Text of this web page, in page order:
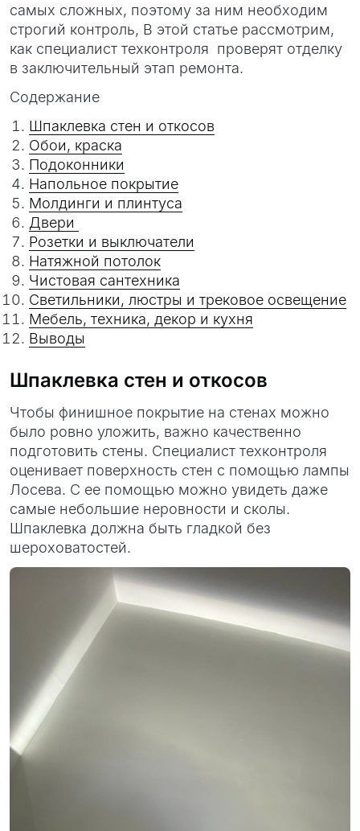
самых сложных, поэтому за ним необходим
строгий контроль, В этой статье рассмотрим,
как специалист техконтроля проверят отделку
в заключительный этап ремонта.
Содержание
Шпаклевка стен и откосов
Обои, краска
Подоконники
Напольное покрытие
Молдинги и плинтуса
Двери
Розетки и выключатели
Натяжной потолок
Чистовая сантехника
Светильники, люстры и трековое освещение
Мебель, техника, декор и кухня
Выводы
Шпаклевка стен и откосов
Чтобы финишное покрытие на стенах можно
было ровно уложить, важно качественно
подготовить стены. Специалист техконтроля
оценивает поверхность стен с помощью лампы
Лосева. С ее помощью можно увидеть даже
самые небольшие неровности и сколы.
Шпаклевка должна быть гладкой без
шероховатостей.